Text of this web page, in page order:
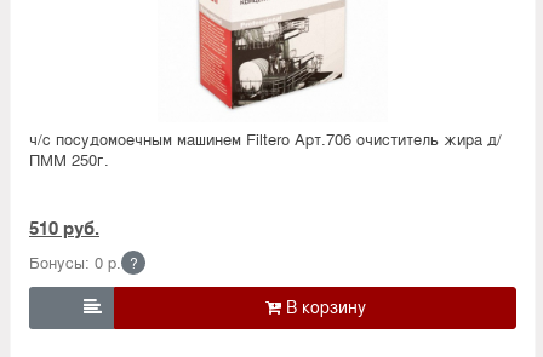
ч/с посудомоечным машинем Filtero Арт.706 очиститель жира д/
ПММ 250г.
510 руб.
Бонусы: 0 р. ?
